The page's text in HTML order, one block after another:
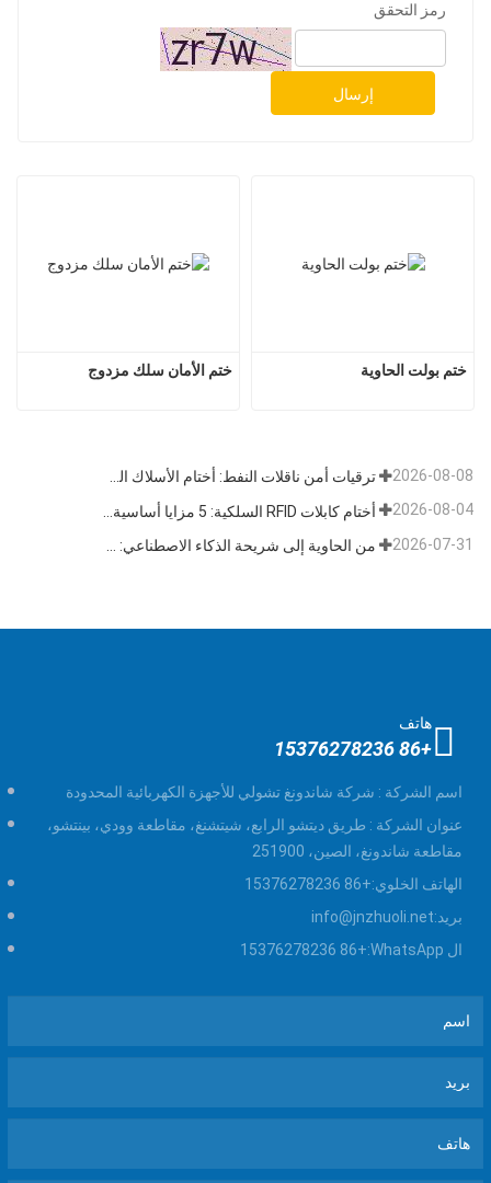
رمز التحقق
إرسال
ختم الأمان سلك مزدوج ختم بولت الحاوية
ترقيات أمن ناقلات النفط: أختام الأسلاك الفولاذية تتطور من أقفال مادية إلى بيانات تتبع 2026-08-08
2026-08-04
2026-07-31
هاتف
+86 15376278236
اسم الشركة : شركة شاندونغ تشولي للأجهزة الكهربائية المحدودة
عنوان الشركة : طريق ديتشو الرابع، شيتشنغ، مقاطعة وودي، بينتشو،
مقاطعة شاندونغ، الصين، 251900
الهاتف الخلوي:+86 15376278236
بريد:info@jnzhuoli.net
ال WhatsApp:
+86 15376278236